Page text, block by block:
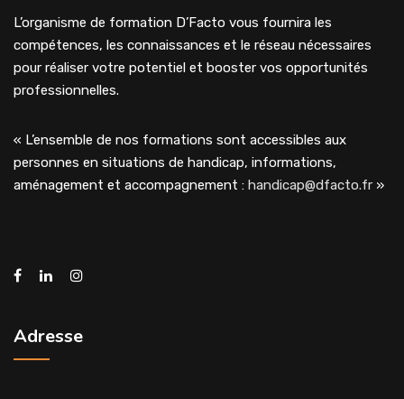
L’organisme de formation D’Facto vous fournira les
compétences, les connaissances et le réseau nécessaires
pour réaliser votre potentiel et booster vos opportunités
professionnelles.
« L’ensemble de nos formations sont accessibles aux
personnes en situations de handicap, informations,
aménagement et accompagnement : handicap@dfacto.fr »
Adresse